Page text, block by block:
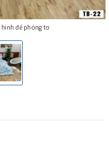
để phóng to